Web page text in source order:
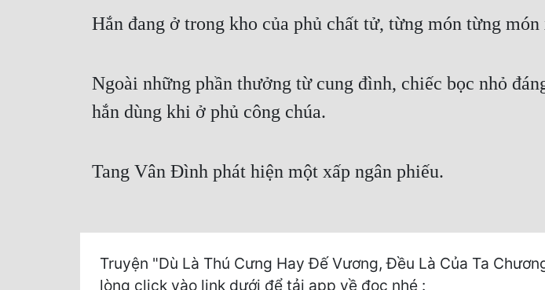
Hắn đang ở trong kho của phủ chất tử, từng món từng
Ngoài những phần thưởng từ cung đình, chiếc bọc nhỏ
hắn dùng khi ở phủ công chúa.
Tang Vân Đình phát hiện một xấp ngân phiếu.
Truyện "Dù Là Thú Cưng Hay Đế Vương, Đều Là Của Ta
lòng click vào link dưới để tải app về đọc nhé :